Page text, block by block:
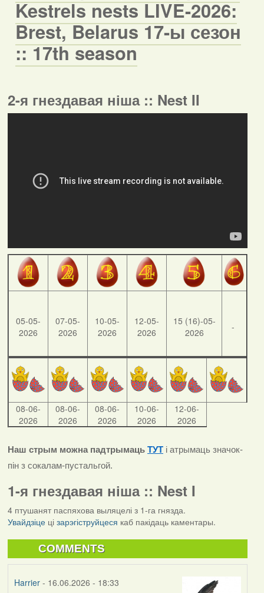
Kestrels nests LIVE-2026:
Brest, Belarus 17-ы сезон
:: 17th season
2-я гнездавая ніша :: Nest II
05-05-
2026
07-05-
2026
10-05-
2026
12-05-
2026
15 (16)-05-
2026
-
08-06-
2026
08-06-
2026
08-06-
2026
10-06-
2026
12-06-
2026
Наш стрым можна падтрымаць ТУТ і атрымаць значок-
пін з сокалам-пустальгой.
1-я гнездавая ніша :: Nest I
4 птушанят паспяхова выляцелі з 1-га гнязда.
Увайдзіцеці зарэгіструйцеся каб пакідаць каментары.
COMMENTS
Harrier- 16.06.2026 - 18:33